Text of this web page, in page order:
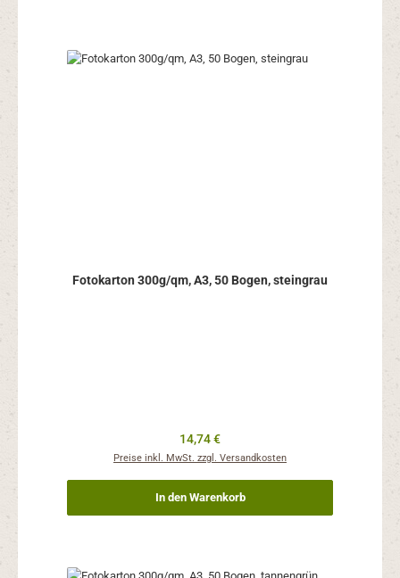
Fotokarton 300g/qm, A3, 50 Bogen, steingrau
Regulärer Preis:
14,74 €
Preise inkl. MwSt. zzgl. Versandkosten
In den Warenkorb